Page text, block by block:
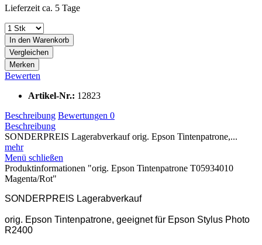
Lieferzeit ca. 5 Tage
In den Warenkorb
Vergleichen
Merken
Bewerten
Artikel-Nr.: 12823
Beschreibung Bewertungen 0
Beschreibung
SONDERPREIS Lagerabverkauf orig. Epson Tintenpatrone,...
mehr
Menü schließen
Produktinformationen "orig. Epson Tintenpatrone T05934010
Magenta/Rot"
SONDERPREIS Lagerabverkauf
orig. Epson Tintenpatrone, geeignet für Epson Stylus Photo
R2400